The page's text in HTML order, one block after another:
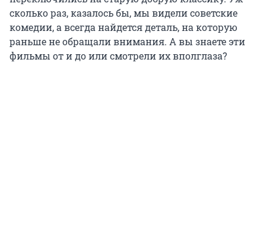
сколько раз, казалось бы, мы видели советские
комедии, а всегда найдется деталь, на которую
раньше не обращали внимания. А вы знаете эти
фильмы от и до или смотрели их вполглаза?